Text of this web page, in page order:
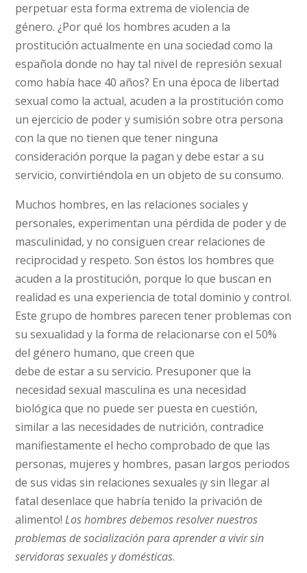
perpetuar esta forma extrema de violencia de
género. ¿Por qué los hombres acuden a la
prostitución actualmente en una sociedad como la
española donde no hay tal nivel de represión sexual
como había hace 40 años? En una época de libertad
sexual como la actual, acuden a la prostitución como
un ejercicio de poder y sumisión sobre otra persona
con la que no tienen que tener ninguna
consideración porque la pagan y debe estar a su
servicio, convirtiéndola en un objeto de su consumo.
Muchos hombres, en las relaciones sociales y
personales, experimentan una pérdida de poder y de
masculinidad, y no consiguen crear relaciones de
reciprocidad y respeto. Son éstos los hombres que
acuden a la prostitución, porque lo que buscan en
realidad es una experiencia de total dominio y control.
Este grupo de hombres parecen tener problemas con
su sexualidad y la forma de relacionarse con el 50%
del género humano, que creen que
debe de estar a su servicio. Presuponer que la
necesidad sexual masculina es una necesidad
biológica que no puede ser puesta en cuestión,
similar a las necesidades de nutrición, contradice
manifiestamente el hecho comprobado de que las
personas, mujeres y hombres, pasan largos periodos
de sus vidas sin relaciones sexuales ¡y sin llegar al
fatal desenlace que habría tenido la privación de
alimento!Los hombres debemos resolver nuestros
problemas de socialización para aprender a vivir sin
servidoras sexuales y domésticas.